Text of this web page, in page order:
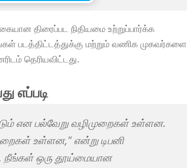
திரைப்பட நிதியமை உற்றுப்பார்க்க
படத்திட்டத்துக்கு மற்றும் வணிக முகவர்களை
தெரியவிட்டது.
எப்படி
என பல்வேறு வழிமுறைகள் உள்ளன.
உள்ளன," என்று டிபனி
நீங்கள் ஒரு தூய்மையான